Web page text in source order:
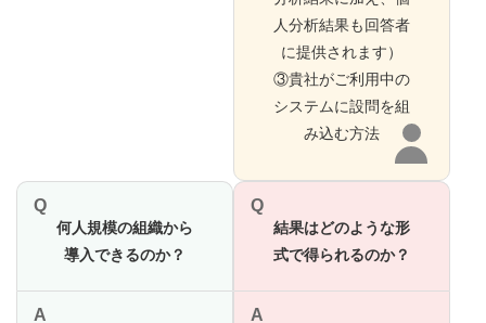
人分析結果も回答者
に提供されます）
③貴社がご利用中の
システムに設問を組
み込む方法
Q
何人規模の組織から
導入できるのか？
A
Q
結果はどのような形
式で得られるのか？
A